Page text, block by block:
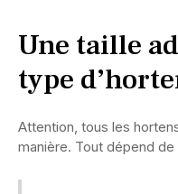
Une taille
type
Attention, tous les
manière. Tout dépend